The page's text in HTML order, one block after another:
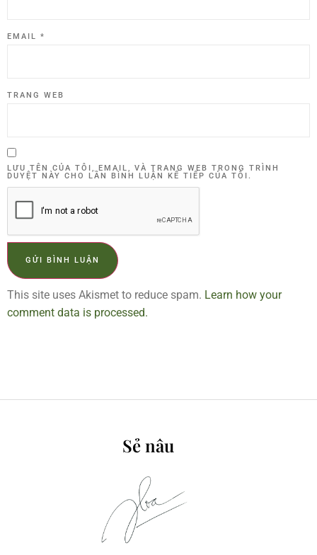
EMAIL *
TRANG WEB
LƯU TÊN CỦA TÔI, EMAIL, VÀ TRANG WEB TRONG TRÌNH
DUYỆT NÀY CHO LẦN BÌNH LUẬN KẾ TIẾP CỦA TÔI.
This site uses Akismet to reduce spam. Learn how your
comment data is processed.
Sẻ nâu